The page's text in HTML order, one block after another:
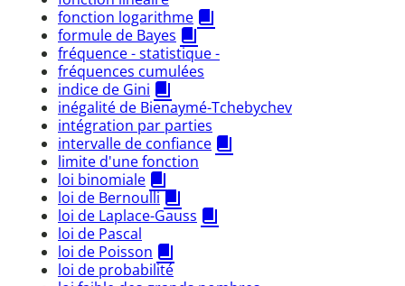
fonction logarithme
formule de Bayes
fréquence - statistique -
fréquences cumulées
indice de Gini
inégalité de Bienaymé-Tchebychev
intégration par parties
intervalle de confiance
limite d'une fonction
loi binomiale
loi de Bernoulli
loi de Laplace-Gauss
loi de Pascal
loi de Poisson
loi de probabilité